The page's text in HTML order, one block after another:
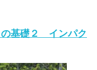
の基礎２ インパク